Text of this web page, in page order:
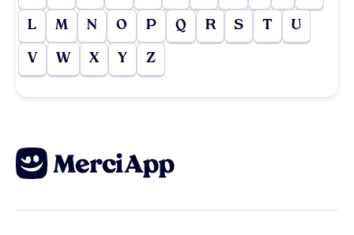
L M N O P Q R S T U
V W X Y Z